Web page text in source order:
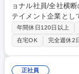
ョナル社員/全社横断の改革PJTを推進
テイメント企業とし
決に取り組み、全
立場で、企業全体の成長と変
バル戦略の立案・実
話■海外子会社管理
アライアンスの
年間休日120日以上
在宅OK
完全週休2
正社員